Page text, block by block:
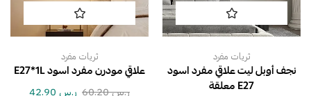
ثريات مفرد
نجف أوبل ليت علاقي مفرد اسود
E27 معلقة
ثريات مفرد
علاقي مودرن مفرد اسود E27*1L
ر.س60.20 ر.س